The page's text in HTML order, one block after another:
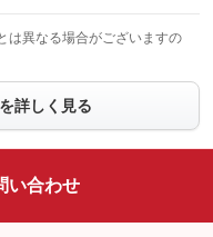
：装備なし
フロントカメラ
：装備なし
装備なし
ルーフレール
装備なし
装備なし
は異なる場合がございますの
詳しく見る
い合わせ